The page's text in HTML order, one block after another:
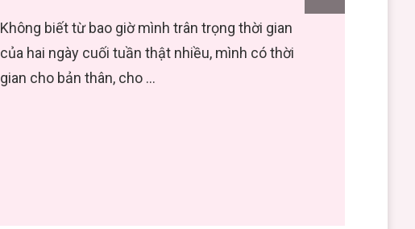
Không biết từ bao giờ mình trân trọng thời gian
của hai ngày cuối tuần thật nhiều, mình có thời
gian cho bản thân, cho …